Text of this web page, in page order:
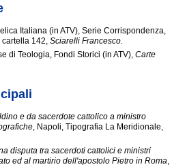
Italiana (in ATV), Serie Corrispondenza,
142, Sciarelli Francesco.
di Teologia, Fondi Storici (in ATV), Carte
e da sacerdote cattolico a ministro
, Napoli, Tipografia La Meridionale,
disputa tra sacerdoti cattolici e ministri
ed al martirio dell'apostolo Pietro in Roma